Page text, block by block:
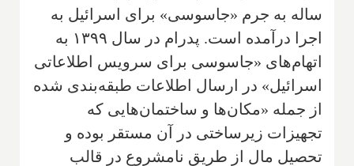
ساله به جرم «جاسوسی» برای اسرائیل به
اجرا درآمده است. پدرام در سال ۱۳۹۹ به
اتهام‌های «جاسوسی برای سرویس اطلاعاتی
اسرائیل» در ارسال اطلاعات طبقه‌بندی شده
از جمله «مکان‌ها و ساختمان‌هایی که
تجهیزات زیرساختی در آن مستقر بوده و
تحصیل مال از طریق نامشروع در قالب